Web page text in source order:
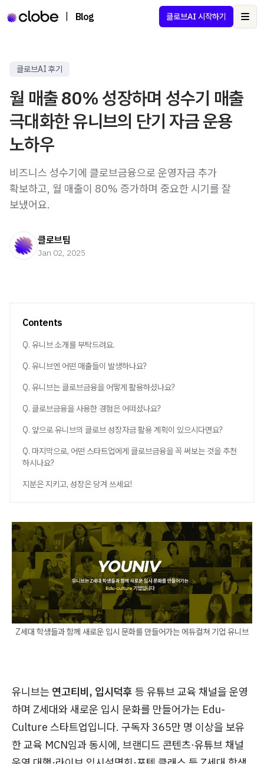
Blog 클로브AI 시작하기
클로브AI 후기
월 매출 80% 성장하며 성수기 매출
극대화한 유니브의 단기 자금 운용
노하우
비즈니스 성수기에 클로브금융으로 운영자금 추가
확보하고, 월 매출이 80% 증가하며 중요한 시기를 잘
보냈어요.
클로브팀
Jan 02, 2025
Contents
Q. 유니브 소개를 부탁드려요.
Q. 유니브엔 어떤 매출들이 발생하나요?
Q. 유니브는 클로브금융을 어떻게 활용하셨나요?
Q. 클로브금융을 사용한 경험은 어떠셨나요?
Q. 앞으로 유니브의 클로브 성장자금 활용 계획이 있으시다면요?
Q. 마지막으로, 어떤 스타트업에게 클로브금융을 꼭 써보는 것을 추천
하시나요?
지분은 지키고, 성장은 당겨 쓰세요!
Z세대 학생들과 함께 새로운 입시 문화를 만들어가는 에듀컬쳐 기업 유니브
유니브는 연고티비, 입시덕후 등 유튜브 교육 채널을 운영
하며 Z세대와 새로운 입시 문화를 만들어가는 Edu-
Culture 스타트업입니다. 구독자 365만 명 이상을 보유
한 교육 MCN임과 동시에, 브랜디드 콘텐츠·유튜브 채널